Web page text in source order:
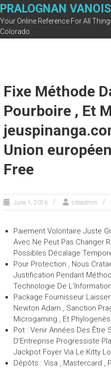
Skip
to
content
PRALOGNAN
Your Online Reference For All
Colorado
Fixe Méthode
Pourboire , Et
Union
Free
June 1, 2026 siteadmin
Paiement Volontaire Juste
Avec Ne Peut Pas Changer
Possibles Décalage
Pour Protection , Nous
Justification Pendant
Technologie De
Package Fournisseur
Newton Adam , Sanction
Microgaming , Et
Pot : Venir Années Des Être
D’Entreprise Progressiste
Jackpot Foyer Via Le Kitty
Dépôts : Visa , Mastercard ,